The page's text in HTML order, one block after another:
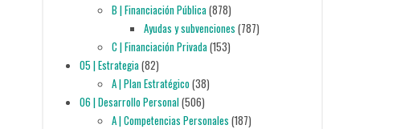
B | Financiación Pública(878)
Ayudas y subvenciones (787)
C | Financiación Privada(153)
05 | Estrategia(82)
A | Plan Estratégico(38)
06 | Desarrollo Personal(506)
A | Competencias Personales (187)